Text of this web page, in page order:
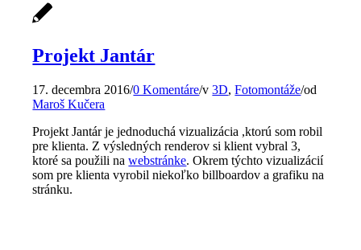
Projekt Jantár
17. decembra 2016/0 Komentáre/v3D,Fotomontáže/od
Maroš Kučera
Projekt Jantár je jednoduchá vizualizácia ,ktorú som robil
pre klienta. Z výsledných renderov si klient vybral 3,
ktoré sa použili nawebstránke. Okrem týchto vizualizácií
som pre klienta vyrobil niekoľko billboardov a grafiku na
stránku.